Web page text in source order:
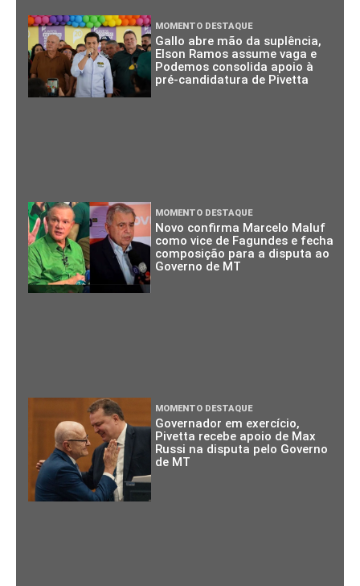
MOMENTO DESTAQUE
Gallo abre mão da suplência,
Elson Ramos assume vaga e
Podemos consolida apoio à
pré-candidatura de Pivetta
MOMENTO DESTAQUE
Novo confirma Marcelo Maluf
como vice de Fagundes e fecha
composição para a disputa ao
Governo de MT
MOMENTO DESTAQUE
Governador em exercício,
Pivetta recebe apoio de Max
Russi na disputa pelo Governo
de MT